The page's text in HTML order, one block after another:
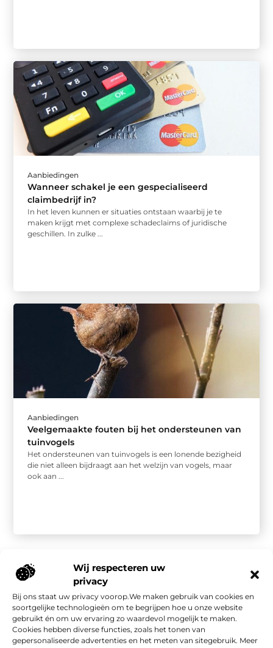
Wij respecteren uw
privacy
Bij ons staat uw privacy voorop.We maken gebruik van cookies en
soortgelijke technologieën om te begrijpen hoe u onze website
gebruikt én om uw ervaring zo waardevol mogelijk te maken.
Cookies hebben diverse functies, zoals het tonen van
gepersonaliseerde advertenties en het meten van sitegebruik. Meer
Aanbiedingen
Wanneer schakel je een gespecialiseerd
claimbedrijf in?
In het leven kunnen er situaties ontstaan waarbij je te
maken krijgt met complexe schadeclaims of juridische
geschillen. In zulke ...
Aanbiedingen
Veelgemaakte fouten bij het ondersteunen van
tuinvogels
Het ondersteunen van tuinvogels is een lonende bezigheid
die niet alleen bijdraagt aan het welzijn van vogels, maar
ook aan ...
Onze informatie